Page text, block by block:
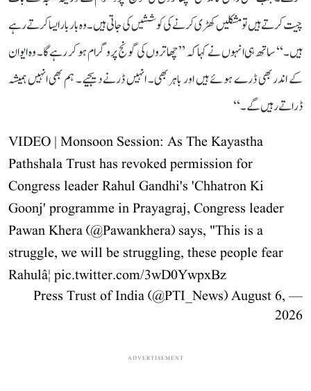
چیت کرتے ہیں تو مشکلیں کھڑی کرنے کی کوششیں کی جاتی ہیں۔ وہ بار بار ایسا کرتے رہے
ہیں۔‘‘ ساتھ ہی انہوں نے کہا کہ ’’چھاتروں کی گونج پروگرام ہو کر رہے گا۔ وہ ایوان
کے اندر بھی ڈرے ہوئے ہیں اور باہر بھی۔ انہیں ڈرنے دیجیے۔ ہم بھی انہیں ہمیشہ
ڈراتے رہیں گے۔‘‘
VIDEO | Monsoon Session: As The Kayastha
Pathshala Trust has revoked permission for
Congress leader Rahul Gandhi's 'Chhatron Ki
Goonj' programme in Prayagraj, Congress leader
Pawan Khera (@Pawankhera) says, "This is a
struggle, we will be struggling, these people fear
Rahulâ¦ pic.twitter.com/3wD0YwpxBz
— Press Trust of India (@PTI_News)
August 6,
2026
ADVERTISEMENT